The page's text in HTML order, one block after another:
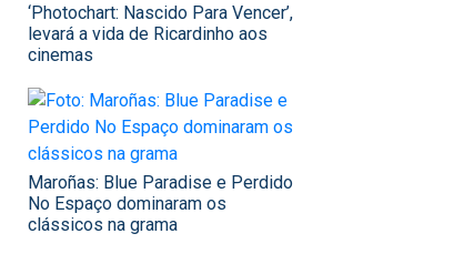
‘Photochart: Nascido Para Vencer’,
levará a vida de Ricardinho aos
cinemas
Maroñas: Blue Paradise e Perdido
No Espaço dominaram os
clássicos na grama